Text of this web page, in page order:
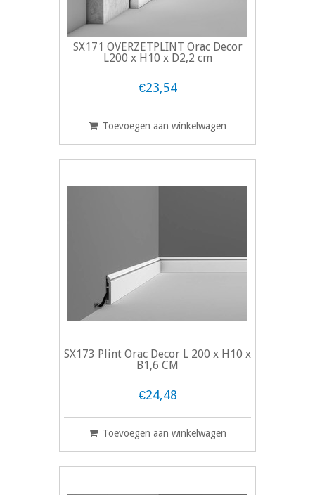
SX171 OVERZETPLINT Orac Decor
L200 x H10 x D2,2 cm
€23,54
Toevoegen aan winkelwagen
SX173 Plint Orac Decor L 200 x H10 x
B1,6 CM
€24,48
Toevoegen aan winkelwagen